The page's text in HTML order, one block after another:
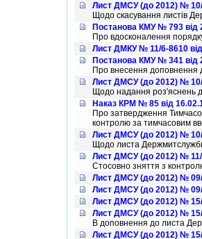
Лист ДМСУ (до 2012) №
Щодо скасування листiв
Постанова КМУ № 793 від
Про вдосконалення
Лист ДМКУ № 11/6-8610
Постанова КМУ № 341 від
Про внесення доповнення
Лист ДМСУ (до 2012) №
Щодо надання роз'яснень
Наказ КРМ № 85 від
Про затвердження
контролю за тимчасовим
Лист ДМСУ (до 2012) № 10/
Щодо листа
Лист ДМСУ (до 2012) № 11/
Стосовно зняття з
Лист ДМСУ (до 2012) №
Лист ДМСУ (до 2012) №
Лист ДМСУ (до 2012) №
Лист ДМСУ (до 2012) №
В доповнення до листа
Лист ДМСУ (до 2012) №